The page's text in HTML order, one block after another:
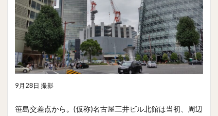
9月28日 撮影
笹島交差点から。(仮称)名古屋三井ビル北館は当初、周辺